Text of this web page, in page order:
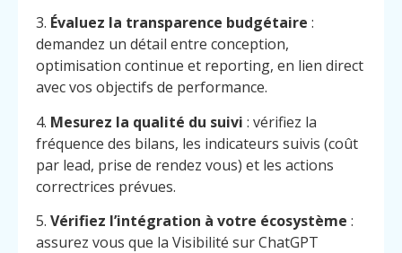
3. Évaluez la transparence budgétaire :
demandez un détail entre conception,
optimisation continue et reporting, en lien direct
avec vos objectifs de performance.
4. Mesurez la qualité du suivi : vérifiez la
fréquence des bilans, les indicateurs suivis (coût
par lead, prise de rendez vous) et les actions
correctrices prévues.
5. Vérifiez l’intégration à votre écosystème :
assurez vous que la Visibilité sur ChatGPT